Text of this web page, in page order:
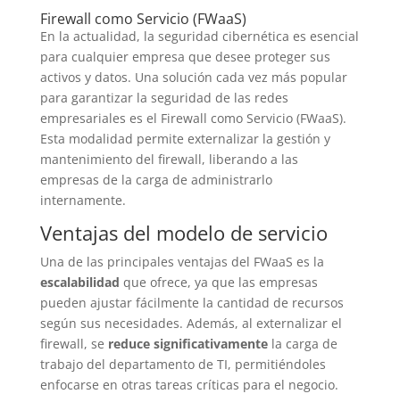
Firewall como Servicio (FWaaS)
En la actualidad, la seguridad cibernética es esencial
para cualquier empresa que desee proteger sus
activos y datos. Una solución cada vez más popular
para garantizar la seguridad de las redes
empresariales es el Firewall como Servicio (FWaaS).
Esta modalidad permite externalizar la gestión y
mantenimiento del firewall, liberando a las
empresas de la carga de administrarlo
internamente.
Ventajas del modelo de servicio
Una de las principales ventajas del FWaaS es la
escalabilidad que ofrece, ya que las empresas
pueden ajustar fácilmente la cantidad de recursos
según sus necesidades. Además, al externalizar el
firewall, se reduce significativamentela carga de
trabajo del departamento de TI, permitiéndoles
enfocarse en otras tareas críticas para el negocio.